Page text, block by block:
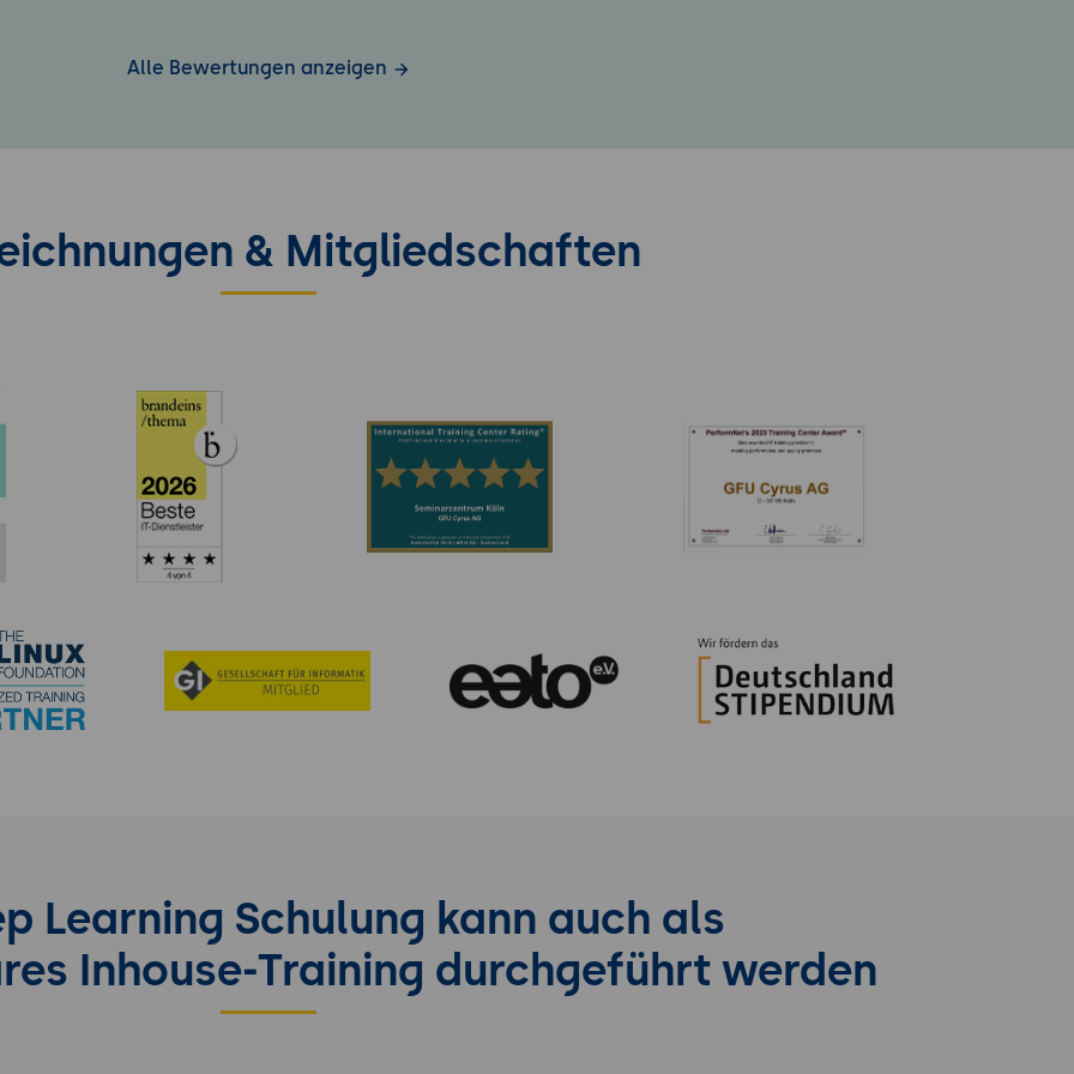
Alle Bewertungen anzeigen
& Mitgliedschaften
Learning Schulung kann auch als
Inhouse-Training durchgeführt werden